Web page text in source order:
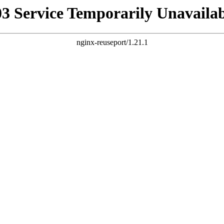
Service Temporarily
nginx-reuseport/1.21.1